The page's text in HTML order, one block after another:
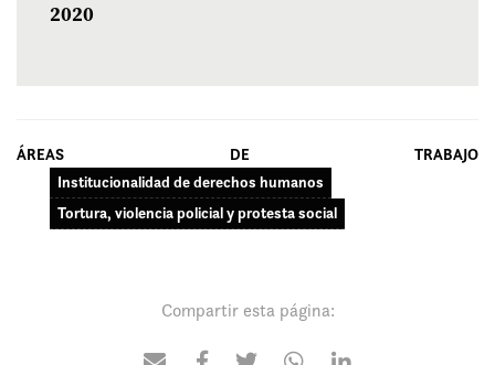
2020
ÁREAS DE TRABAJO
Institucionalidad de derechos humanos
Tortura, violencia policial y protesta social
Compartir esta página: